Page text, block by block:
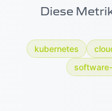
Diese
kubernetes